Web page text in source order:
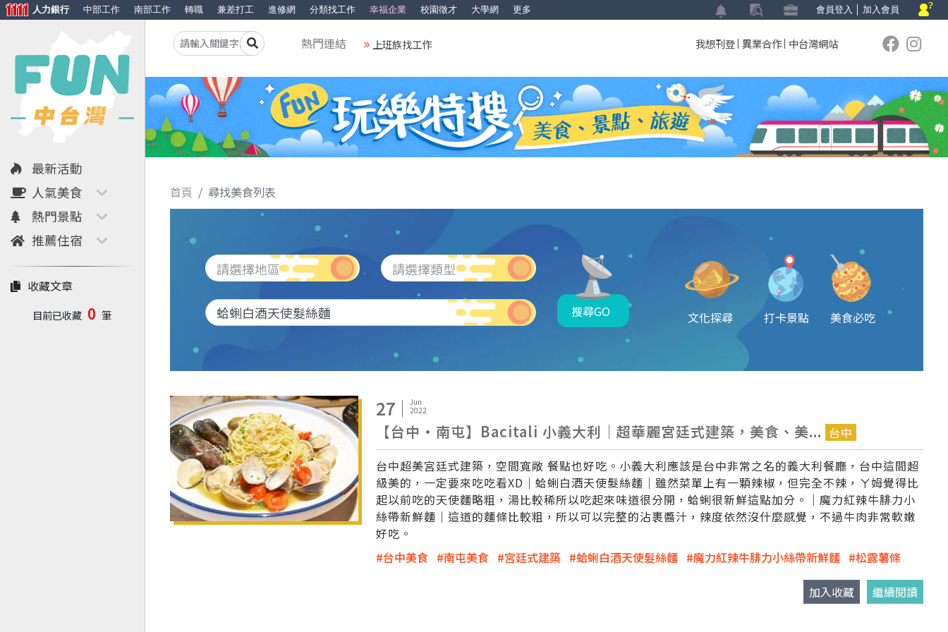
會員登入 加入會員
人力銀行 中部工作 南部工作 轉職 兼差打工 進修網 分類找工作 幸福企業 校園徵才 大學網 更多
最新活動
人氣美食
熱門景點
推薦住宿
收藏文章
目前已收藏 0 筆
熱門連結 上班族找工作 我想刊登 異業合作 中台灣網站
首頁 尋找美食列表
請選擇地區 請選擇類型
搜尋GO 文化探尋 打卡景點 美食必吃
27
Jun
2022
【台中·南屯】Bacitali 小義大利｜超華麗宮廷式建築，美食、美... 台中
台中超美宮廷式建築，空間寬敞 餐點也好吃。小義大利應該是台中非常之名的義大利餐廳，台中這間超
級美的，一定要來吃吃看XD｜蛤蜊白酒天使髮絲麵｜雖然菜單上有一顆辣椒，但完全不辣，ㄚ姆覺得比
起以前吃的天使麵略粗，湯比較稀所以吃起來味道很分開，蛤蜊很新鮮這點加分。｜魔力紅辣牛腓力小
絲帶新鮮麵｜這道的麵條比較粗，所以可以完整的沾裹醬汁，辣度依然沒什麼感覺，不過牛肉非常軟嫩
好吃。
台中美食
南屯美食 宮廷式建築 蛤蜊白酒天使髮絲麵 魔力紅辣牛腓力小絲帶新鮮麵 松露薯條
加入收藏 繼續閱讀